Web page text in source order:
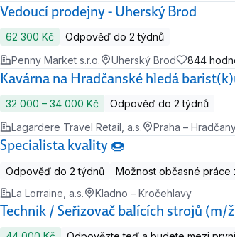
Vedoucí prodejny - Uherský Brod
62 300 Kč
Odpověď do 2 týdnů
Penny Market s.r.o.
Uherský Brod 844
Kavárna na Hradčanské hledá
32 000 ‍–‍ 34 000 Kč
Odpověď do 2 týdnů
Lagardere Travel Retail, a.s.
Praha –
Specialista kvality 🍩
Odpověď do 2 týdnů
Možnost občasné práce
La Lorraine, a.s.
Kladno – Kročehlavy
Technik / Seřizovač balících strojů (m/